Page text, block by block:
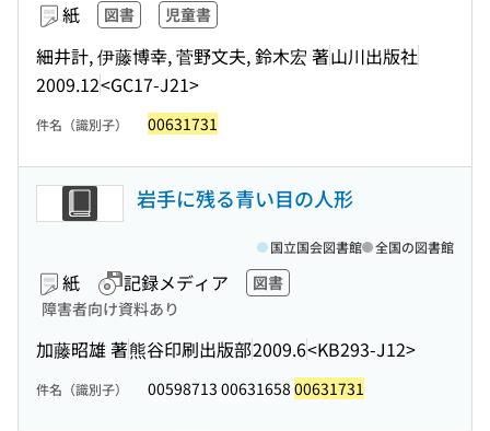
紙 図書 児童書
細井計, 伊藤博幸, 菅野文夫, 鈴木宏 著山川出版社
2009.12<GC17-J21>
件名（識別子） 00631731
岩手に残る青い目の人形
紙 記録メディア
図書
障害者向け資料あり
加藤昭雄 著熊谷印刷出版部2009.6<KB293-J12>
国立国会図書館 全国の図書館
件名（識別子） 00598713 00631658 00631731